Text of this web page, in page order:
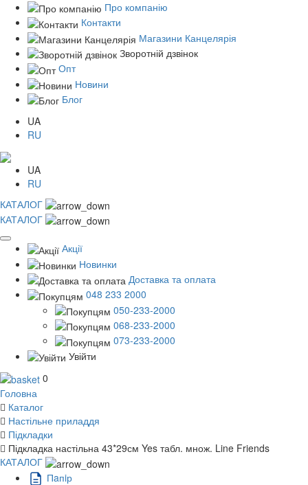
Про компанію
Контакти
Магазини Канцелярія
Зворотній дзвінок
Опт
Новини
Блог
UA
RU
UA
RU
КАТАЛОГ
КАТАЛОГ
Акції
Новинки
Доставка та оплата
048 233 2000
050-233-2000
068-233-2000
073-233-2000
Увійти
0
Головна
Каталог
Настільне приладдя
Підкладки
Підкладка настільна 43*29см Yes табл. множ. Line Friends
КАТАЛОГ
Пaпiр